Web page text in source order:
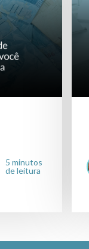
5 minutos
de leitura